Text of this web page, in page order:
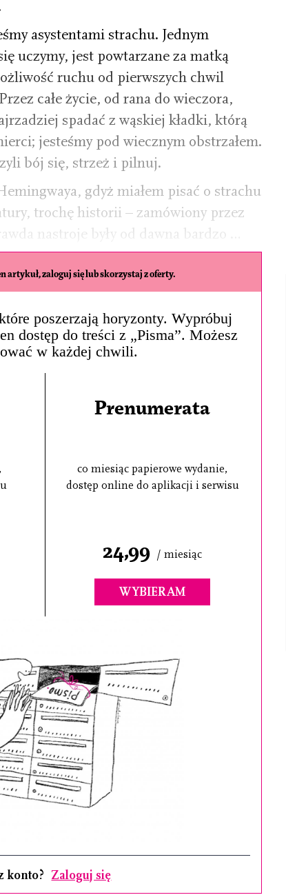
asystentami strachu. Jednym
uczymy, jest powtarzane za matką
ruchu od pierwszych chwil
całe życie, od rana do wieczora,
spadać z wąskiej kładki, którą
jesteśmy pod wiecznym obstrzałem.
bój się, strzeż i pilnuj.
gdyż miałem pisać o strachu
trochę historii – zamówiony przez
nastroje były od dawna bardzo …
artykuł, zaloguj się lub skorzystaj z oferty.
poszerzają horyzonty. Wypróbuj
dostęp do treści z „Pisma”. Możesz
w każdej chwili.
Prenumerata
co miesiąc papierowe wydanie,
dostęp online do aplikacji i serwisu
24,99 / miesiąc
WYBIERAM
konto? Zaloguj się